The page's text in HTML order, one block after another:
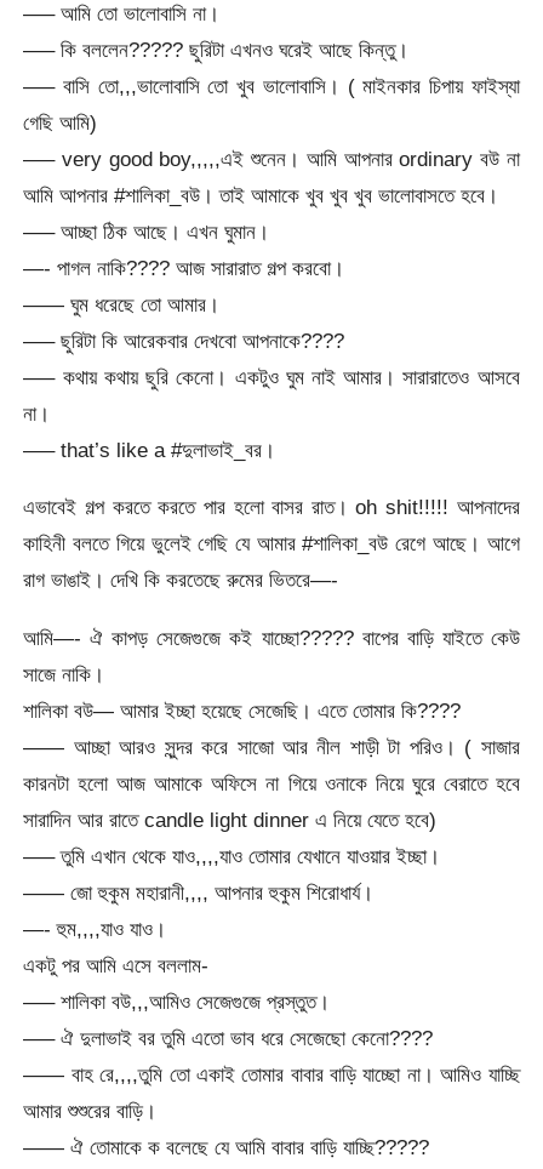
—– আমি তো ভালোবাসি না।
—– কি বললেন????? ছুরিটা এখনও ঘরেই আছে কিন্তু।
—– বাসি তো,,,ভালোবাসি তো খুব ভালোবাসি। ( মাইনকার চিপায় ফাইস্যা
গেছি আমি)
—– very good boy,,,,,এই শুনেন। আমি আপনার ordinary বউ না
আমি আপনার #শালিকা_বউ। তাই আমাকে খুব খুব খুব ভালোবাসতে হবে।
—– আচ্ছা ঠিক আছে। এখন ঘুমান।
—- পাগল নাকি???? আজ সারারাত গল্প করবো।
—— ঘুম ধরেছে তো আমার।
—– ছুরিটা কি আরেকবার দেখবো আপনাকে????
—– কথায় কথায় ছুরি কেনো। একটুও ঘুম নাই আমার। সারারাতেও আসবে
না।
—– that’s like a#দুলাভাই_বর ।
এভাবেই গল্প করতে করতে পার হলো বাসর রাত। oh shit!!!!! আপনাদের
কাহিনী বলতে গিয়ে ভুলেই গেছি যে আমার #শালিকা_বউ রেগে আছে। আগে
রাগ ভাঙাই। দেখি কি করতেছে রুমের ভিতরে—-
আমি—- ঐ কাপড় সেজেগুজে কই যাচ্ছো????? বাপের বাড়ি যাইতে কেউ
সাজে নাকি।
শালিকা বউ— আমার ইচ্ছা হয়েছে সেজেছি। এতে তোমার কি????
—— আচ্ছা আরও সুন্দর করে সাজো আর নীল শাড়ী টা পরিও। ( সাজার
কারনটা হলো আজ আমাকে অফিসে না গিয়ে ওনাকে নিয়ে ঘুরে বেরাতে হবে
সারাদিন আর রাতে candle light dinner এ নিয়ে যেতে হবে)
—– তুমি এখান থেকে যাও,,,,যাও তোমার যেখানে যাওয়ার ইচ্ছা।
—— জো হুকুম মহারানী,,,, আপনার হুকুম শিরোধার্য।
—- হুম,,,,যাও যাও।
একটু পর আমি এসে বললাম-
—– শালিকা বউ,,,আমিও সেজেগুজে প্রস্তুত।
—– ঐ দুলাভাই বর তুমি এতো ভাব ধরে সেজেছো কেনো????
—— বাহ রে,,,,তুমি তো একাই তোমার বাবার বাড়ি যাচ্ছো না। আমিও যাচ্ছি
আমার শুশুরের বাড়ি।
—— ঐ তোমাকে ক বলেছে যে আমি বাবার বাড়ি যাচ্ছি?????